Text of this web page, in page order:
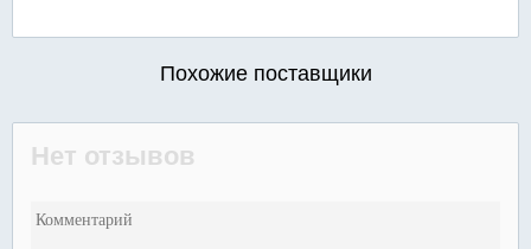
Похожие поставщики
Нет отзывов